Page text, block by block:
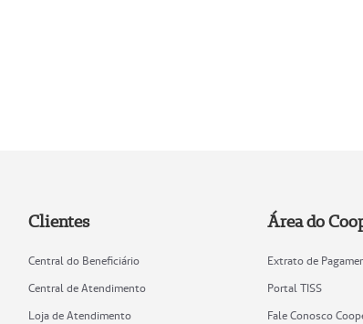
Clientes
Central do Beneficiário
Central de Atendimento
Loja de Atendimento
Área do
Extrato de
Portal TISS
Fale Conosco